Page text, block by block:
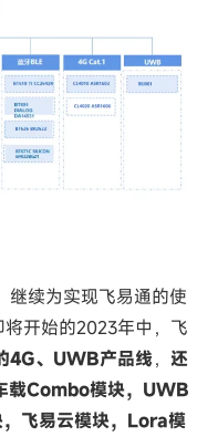
继续为实现飞易通的使
将开始的2023年中，飞
4G、UWB产品线， 还
载Combo模块，UWB
飞易云模块，Lora模